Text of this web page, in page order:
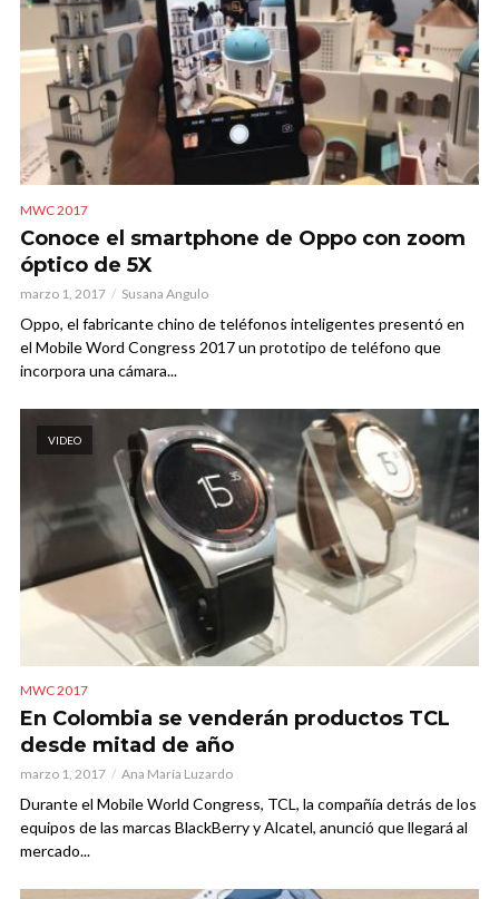
MWC 2017
Conoce el smartphone de Oppo con zoom
óptico de 5X
marzo 1, 2017 Susana Angulo
Oppo, el fabricante chino de teléfonos inteligentes presentó en
el Mobile Word Congress 2017 un prototipo de teléfono que
incorpora una cámara...
VIDEO
MWC 2017
En Colombia se venderán productos TCL
desde mitad de año
marzo 1, 2017 Ana María Luzardo
Durante el Mobile World Congress, TCL, la compañía detrás de los
equipos de las marcas BlackBerry y Alcatel, anunció que llegará al
mercado...